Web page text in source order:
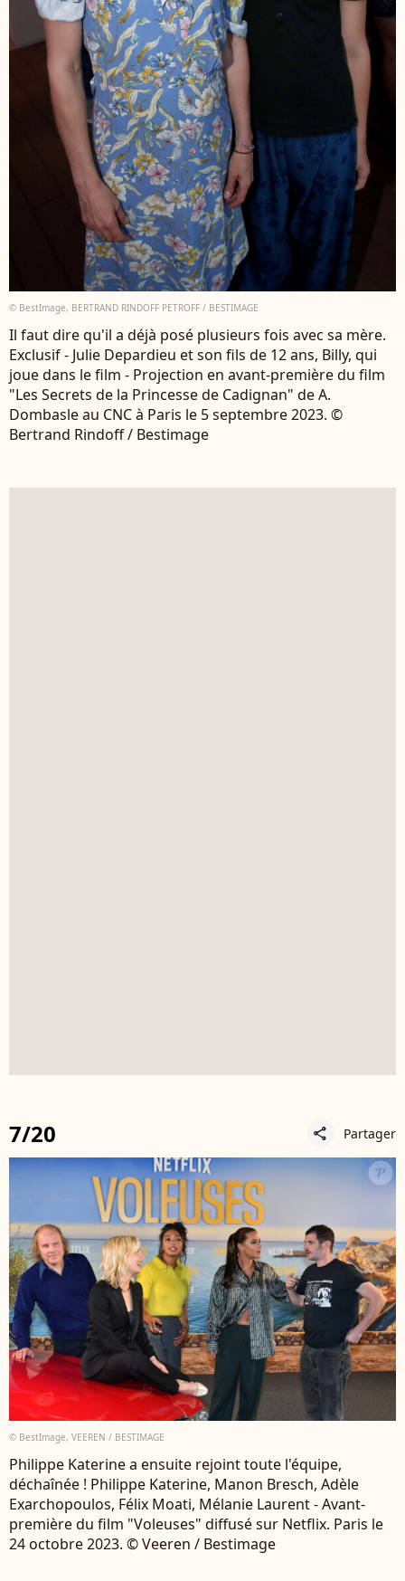
© BestImage, BERTRAND RINDOFF PETROFF / BESTIMAGE
Il faut dire qu'il a déjà posé plusieurs fois avec sa mère.
Exclusif - Julie Depardieu et son fils de 12 ans, Billy, qui
joue dans le film - Projection en avant-première du film
"Les Secrets de la Princesse de Cadignan" de A.
Dombasle au CNC à Paris le 5 septembre 2023. ©
Bertrand Rindoff / Bestimage
7/20 share Partager
© BestImage, VEEREN / BESTIMAGE
Philippe Katerine a ensuite rejoint toute l'équipe,
déchaînée ! Philippe Katerine, Manon Bresch, Adèle
Exarchopoulos, Félix Moati, Mélanie Laurent - Avant-
première du film "Voleuses" diffusé sur Netflix. Paris le
24 octobre 2023. © Veeren / Bestimage